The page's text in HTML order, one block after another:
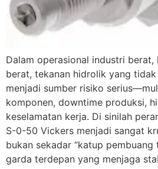
Dalam operasional industri
berat, tekanan hidrolik yang
menjadi sumber risiko
komponen, downtime produksi,
keselamatan kerja. Di sinilah
S-0-50 Vickers menjadi sangat
bukan sekadar “katup pembuang
garda terdepan yang menjaga